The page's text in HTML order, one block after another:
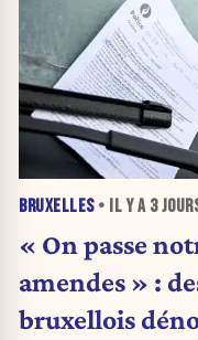
BRUXELLES• IL Y A 3
« On passe
amendes » :
bruxellois